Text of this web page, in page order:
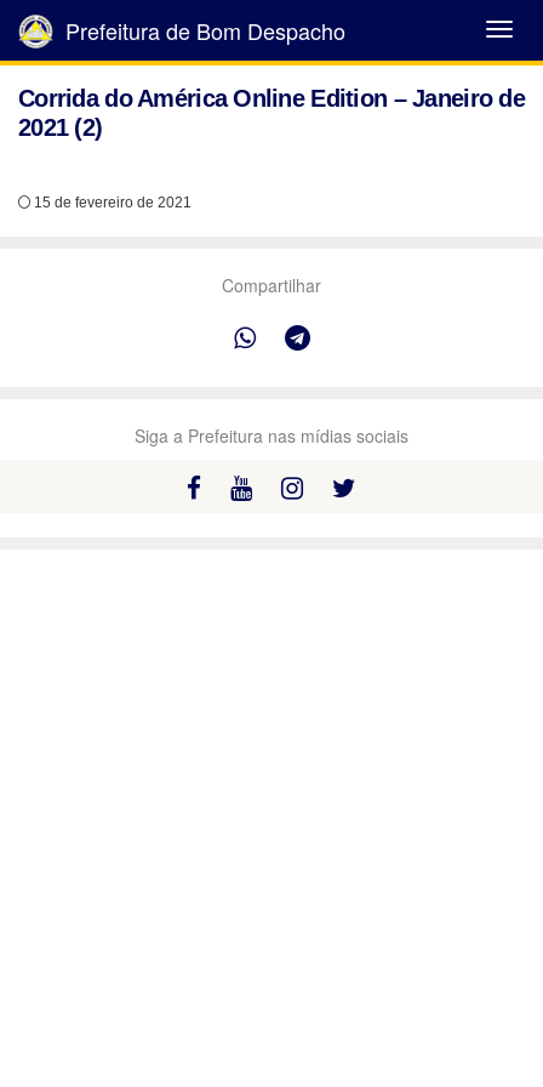
Abrir
Menu
Prefeitura de Bom Despacho
Corrida do América Online Edition – Janeiro de
2021 (2)
15 de fevereiro de 2021
Compartilhar
Siga a Prefeitura nas mídias sociais